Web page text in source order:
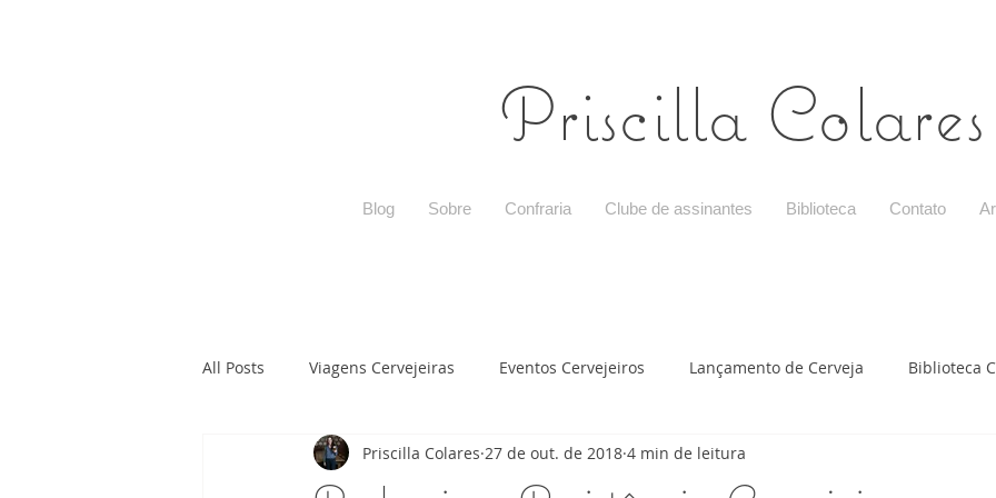
Priscilla Colares
Blog Sobre Confraria Clube de assinantes Biblioteca Contato
All Posts Viagens Cervejeiras Eventos Cervejeiros Lançamento de Cerveja Biblioteca
Adega Cervejeira Harmonização com cerveja
Priscilla Colares 27 de out. de 2018 4 min de leitura